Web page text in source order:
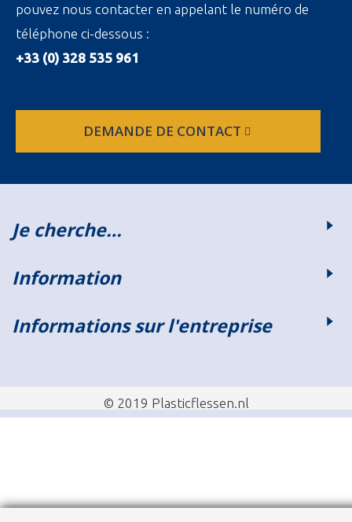
pouvez nous contacter en appelant le numéro de
téléphone ci-dessous :
+33 (0) 328 535 961
DEMANDE DE CONTACT
Je cherche…
Information
Informations sur l'entreprise
© 2019 Plasticflessen.nl